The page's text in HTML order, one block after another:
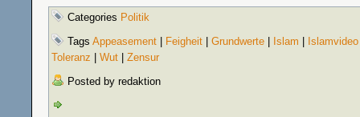
Categories Politik
Tags Appeasement Feigheit Grundwerte Islam Islamvideo
Toleranz
Wut
Zensur
Posted by redaktion